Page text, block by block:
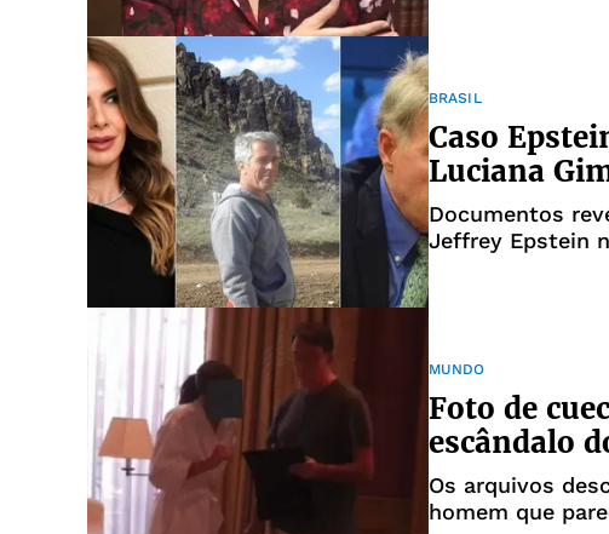
BRASIL
Caso
Luciana
Documentos
Jeffrey Epstein
MUNDO
Foto de
escândalo
Os arquivos
homem que